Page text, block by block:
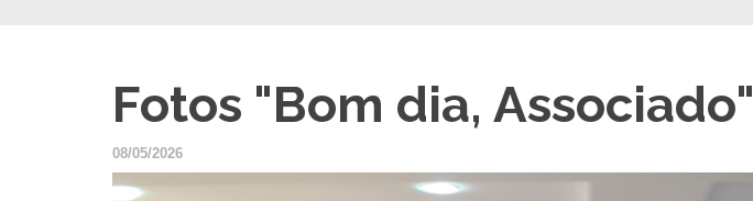
Cadastre seu Currículo
Fotos "Bom dia, Associado"
08/05/2026